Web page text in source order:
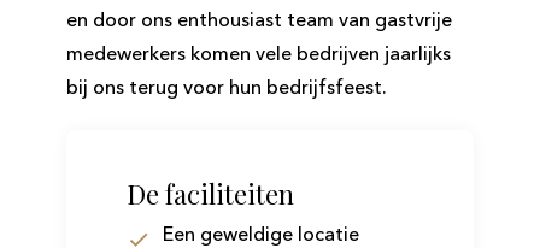
en door ons enthousiast team van gastvrije
medewerkers komen vele bedrijven jaarlijks
bij ons terug voor hun bedrijfsfeest.
De faciliteiten
Een geweldige locatie